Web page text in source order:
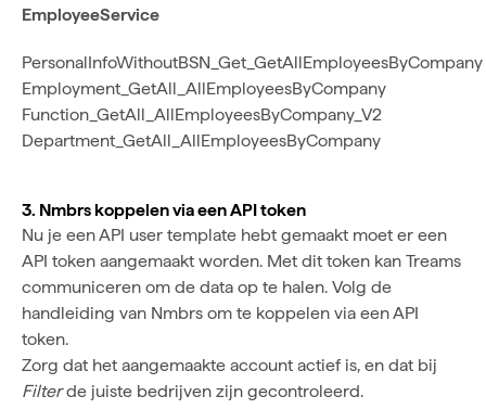
EmployeeService
PersonalInfoWithoutBSN_Get_GetAllEmployeesByCompany
Employment_GetAll_AllEmployeesByCompany
Function_GetAll_AllEmployeesByCompany_V2
Department_GetAll_AllEmployeesByCompany
3. Nmbrs koppelen via een API token
Nu je een API user template hebt gemaakt moet er een
API token aangemaakt worden. Met dit token kan Treams
communiceren om de data op te halen. Volg de
handleiding van Nmbrs om te koppelen via een API
token.
Zorg dat het aangemaakte account actief is, en dat bij
Filterde juiste bedrijven zijn gecontroleerd.